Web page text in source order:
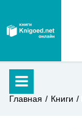
Главная Книги